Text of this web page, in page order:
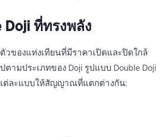
ที่ทรงพลัง
วของแท่งเทียนที่มีราคาเปิดและปิดใกล้
ตามประเภทของ Doji รูปแบบ Double Doji
ต่ละแบบให้สัญญาณที่แตกต่างกัน: